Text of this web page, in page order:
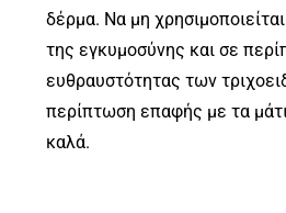
δέρμα. Να μη
της εγκυμοσύνης και σε
ευθραυστότητας των
περίπτωση επαφής με τα
καλά.